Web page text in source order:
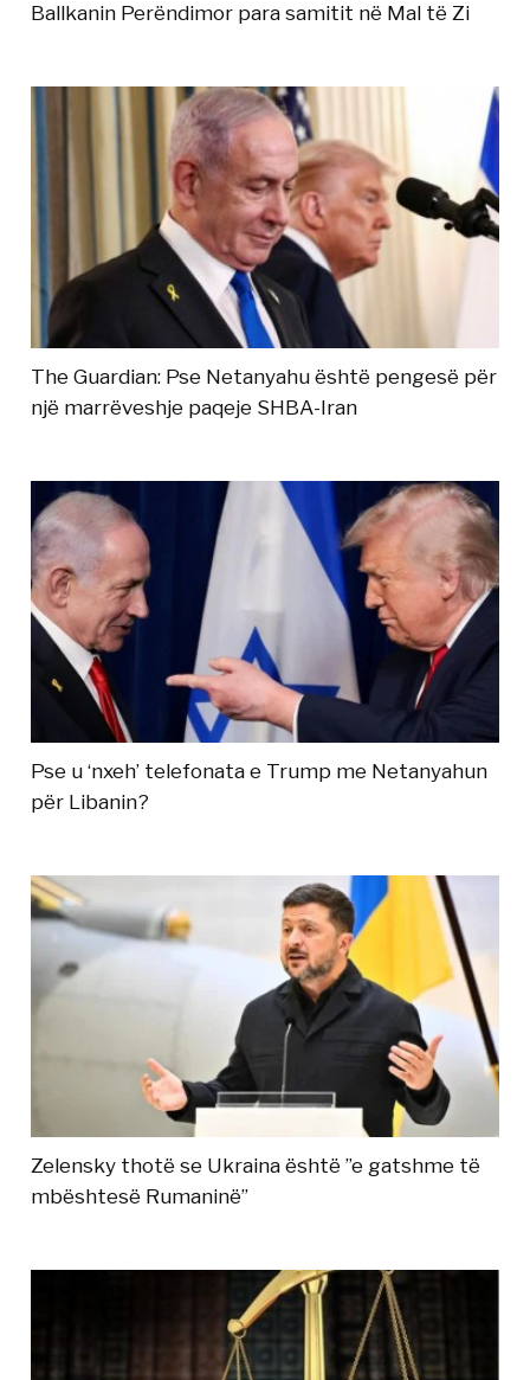
Ballkanin Perëndimor para samitit në Mal të Zi
The Guardian: Pse Netanyahu është pengesë për
një marrëveshje paqeje SHBA-Iran
Pse u ‘nxeh’ telefonata e Trump me Netanyahun
për Libanin?
Zelensky thotë se Ukraina është ”e gatshme të
mbështesë Rumaninë”